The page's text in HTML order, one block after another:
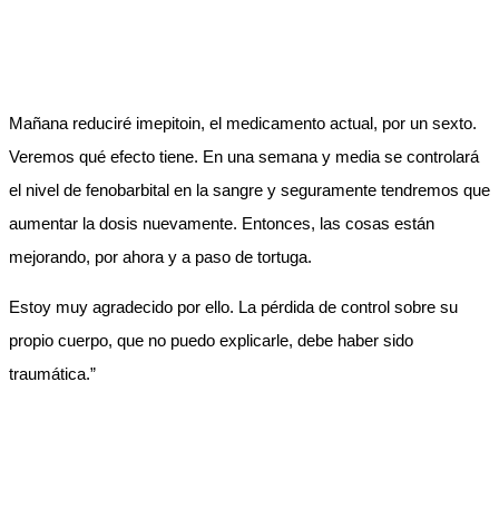
Mañana reduciré imepitoin, el medicamento actual, por un sexto.
Veremos qué efecto tiene. En una semana y media se controlará
el nivel de fenobarbital en la sangre y seguramente tendremos que
aumentar la dosis nuevamente. Entonces, las cosas están
mejorando, por ahora y a paso de tortuga.
Estoy muy agradecido por ello. La pérdida de control sobre su
propio cuerpo, que no puedo explicarle, debe haber sido
traumática.”